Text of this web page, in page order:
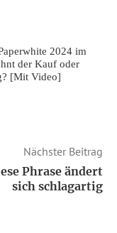
2024 im
der Kauf oder
[Mit Video]
Nächster Beitrag
Phrase ändert
sich schlagartig